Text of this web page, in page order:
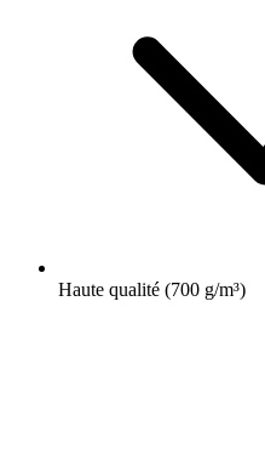
Haute qualité (700 g/m³)